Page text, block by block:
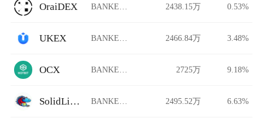
OraiDEX 2438.15万 0.53%
UKEX 2466.84万 3.48%
OCX 2725万 9.18%
SolidLizard 2495.52万 6.63%